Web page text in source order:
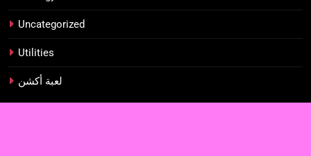
Uncategorized
Utilities
لعبة أكشن